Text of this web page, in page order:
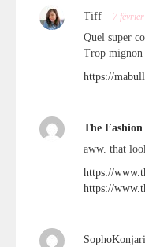
Tiff 7
Quel super
Trop mignon
https://
The
aww. that
https://
https://